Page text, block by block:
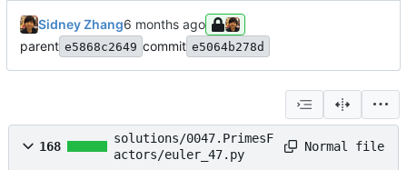
Sidney Zhang
parent e5868c2649 commit e5064b278d
168
solutions/0047.PrimesF
actors/euler_47.py
Normal file